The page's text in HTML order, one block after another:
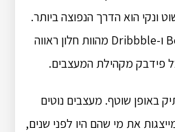
ונקי הוא הדרך הנפוצה ביותר.
פלטפורמות כמו Behance ו-Dribbble מהוות חלון ראווה
פידבק מקהילת המעצבים.
באופן שוטף. מעצבים נוטים
את מי שהם היו לפני שנים,